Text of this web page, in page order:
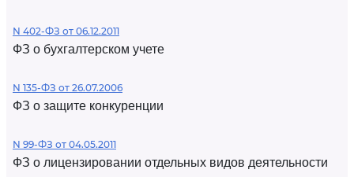
N 402-ФЗ от 06.12.2011
ФЗ о бухгалтерском учете
N 135-ФЗ от 26.07.2006
ФЗ о защите конкуренции
N 99-ФЗ от 04.05.2011
ФЗ о лицензировании отдельных видов деятельности